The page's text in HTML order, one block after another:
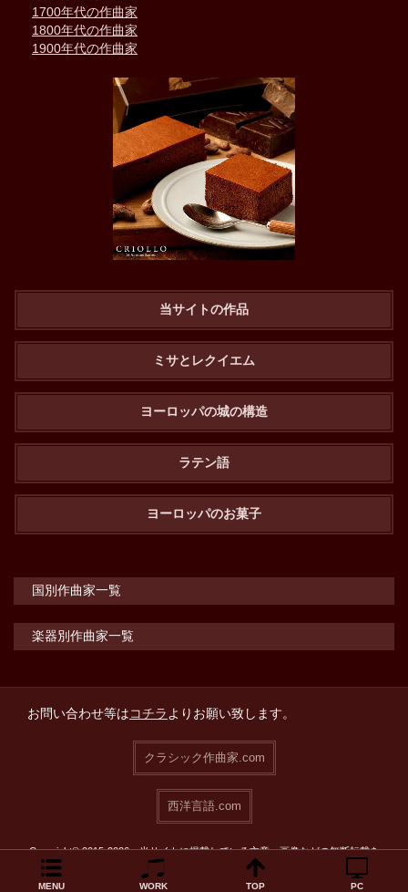
1700年代の作曲家
1800年代の作曲家
1900年代の作曲家
当サイトの作品
ミサとレクイエム
ヨーロッパの城の構造
ラテン語
ヨーロッパのお菓子
国別作曲家一覧
楽器別作曲家一覧
お問い合わせ等はコチラよりお願い致します。
クラシック作曲家.com
西洋言語.com
Copyright© 2015-2026 当サイトに掲載している文章・画像などの無断転載を
MENU WORK TOP PC